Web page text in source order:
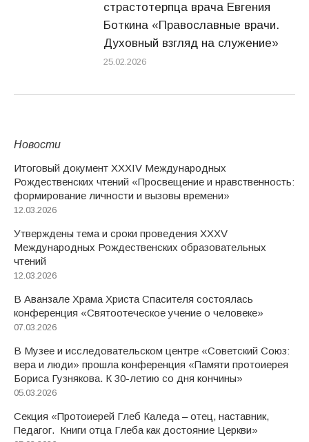
страстотерпца врача Евгения
Боткина «Православные врачи.
Духовный взгляд на служение»
25.02.2026
Новости
Итоговый документ XXХIV Международных
Рождественских чтений «Просвещение и нравственность:
формирование личности и вызовы времени»
12.03.2026
Утверждены тема и сроки проведения XXXV
Международных Рождественских образовательных
чтений
12.03.2026
В Аванзале Храма Христа Спасителя состоялась
конференция «Святоотеческое учение о человеке»
07.03.2026
В Музее и исследовательском центре «Советский Союз:
вера и люди» прошла конференция «Памяти протоиерея
Бориса Гузнякова. К 30-летию со дня кончины»
05.03.2026
Секция «Протоиерей Глеб Каледа – отец, наставник,
Педагог. Книги отца Глеба как достояние Церкви»